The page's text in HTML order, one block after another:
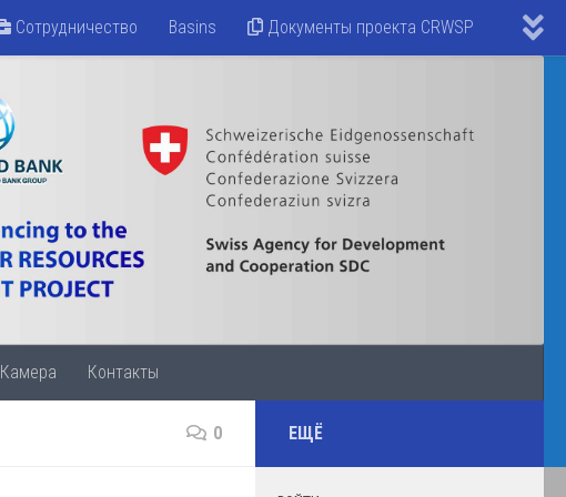
Сотрудничество Basins Документы проекта CRWSP
Камера Контакты
0 ЕЩЁ